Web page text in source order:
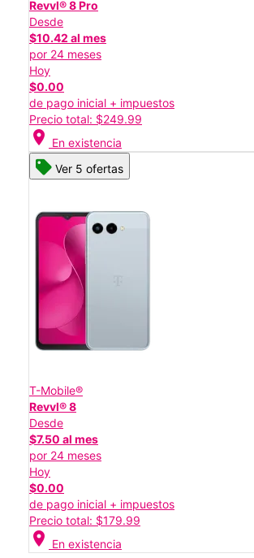
Revvl® 8 Pro
Desde
$10.42 al mes
por 24 meses
Hoy
$0.00
de pago inicial + impuestos
Precio total: $249.99
location_on En existencia
Ver 5 ofertas
T-Mobile®
Revvl® 8
Desde
$7.50 al mes
por 24 meses
Hoy
$0.00
de pago inicial + impuestos
Precio total: $179.99
location_on En existencia